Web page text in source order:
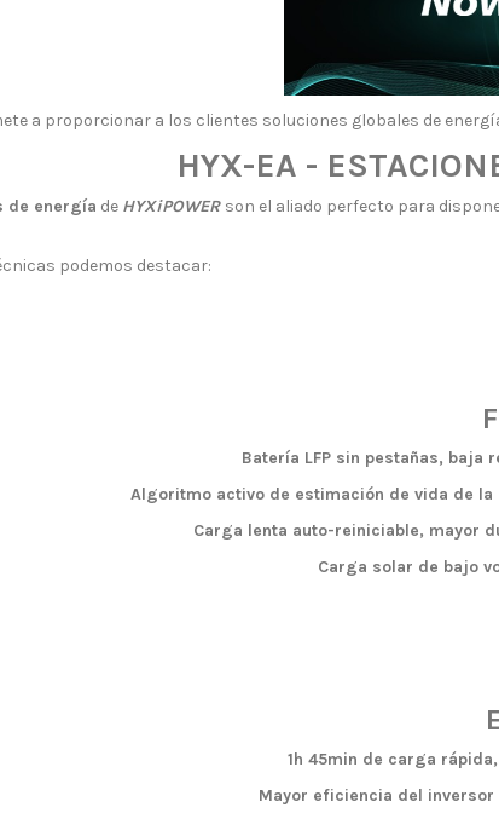
a proporcionar a los clientes soluciones globales de
HYX-EA -
de energía de HYXiPOWER son el aliado perfecto para
podemos destacar:
Batería LFP sin pestañas, baja
Algoritmo activo de estimación de vida de
Carga lenta auto-reiniciable, mayor
Carga solar de bajo
1h 45min de carga
Mayor eficiencia del